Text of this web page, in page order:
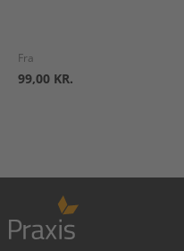
Fra
99,00 KR.